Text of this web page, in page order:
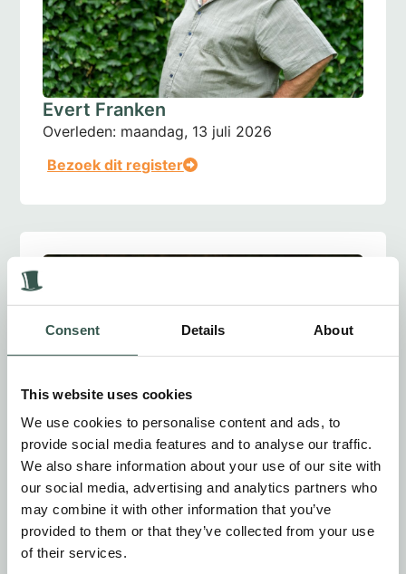
Consent Details About
This website uses cookies
We use cookies to personalise content and ads, to
provide social media features and to analyse our traffic.
We also share information about your use of our site with
our social media, advertising and analytics partners who
may combine it with other information that you’ve
provided to them or that they’ve collected from your use
of their services.
Bezoek dit register
Evert Franken
Overleden: maandag, 13 juli 2026